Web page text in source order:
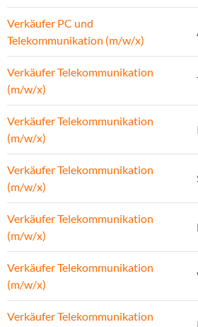
Verkäufer PC und
Telekommunikation (m/w/x)
Verkäufer Telekommunikation
(m/w/x)
Verkäufer Telekommunikation
(m/w/x)
Verkäufer Telekommunikation
(m/w/x)
Verkäufer Telekommunikation
(m/w/x)
Verkäufer Telekommunikation
(m/w/x)
Verkäufer Telekommunikation